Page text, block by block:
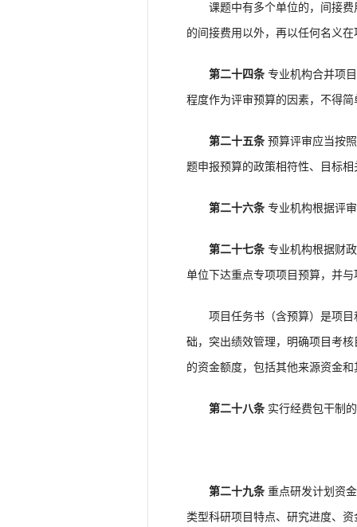
课题中有多个单位的，间接费
的间接费用以外，再以任何名义
第二十四条专业机构合并项
程度作为评审预算的因素，不得
第二十五条预算评审应当按
题申报预算的政策相符性、目标
第二十六条专业机构根据评
第二十七条专业机构根据财
单位下达重点专项项目预算，并
项目任务书（含预算）是项目
础，突出绩效管理，明确项目考
的资金额度，包括其他来源资金
第二十八条实行经费包干制
第二十九条重点研发计划资
类型科研项目特点、研究进度、